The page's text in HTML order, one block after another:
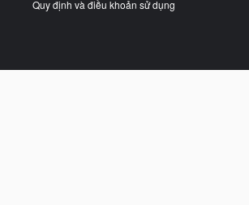
Quy định và điều khoản sử dụng